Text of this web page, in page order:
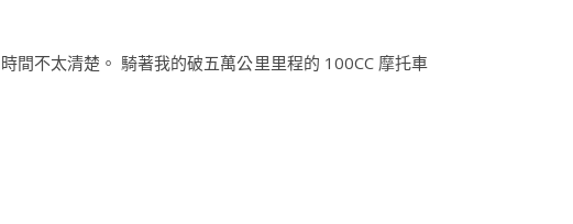
不太清楚。 騎著我的破五萬公里里程的 100CC 摩托車